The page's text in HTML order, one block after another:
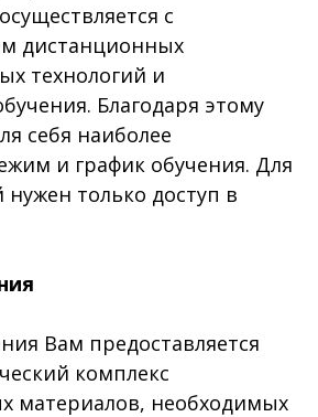
с
дистанционных
технологий и
Благодаря этому
себя наиболее
и график обучения. Для
нужен только доступ в
Вам предоставляется
комплекс
материалов, необходимых